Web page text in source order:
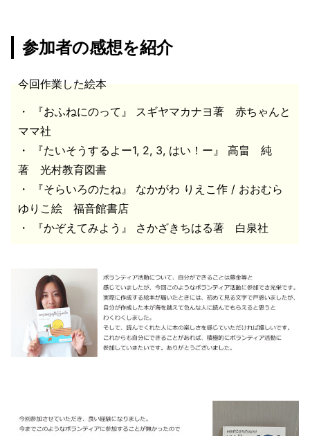
参加者の感想を紹介
今回作業した絵本
・ 『おふねにのって』 スギヤマカナヨ著 赤ちゃんと
ママ社
・ 『たいそうするよー1, 2, 3, はい！ー』 高畠 純
著 光村教育図書
・ 『そらいろのたね』 なかがわ りえこ作 / おおむら
ゆりこ絵 福音館書店
・ 『かぞえてみよう』 さかざきちはる著 白泉社